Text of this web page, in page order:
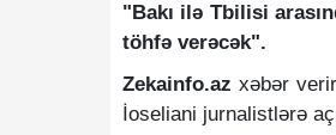
"Bakı ilə Tbilisi
töhfə verəcək".
Zekainfo.az xəbər
İoseliani jurnalistlərə